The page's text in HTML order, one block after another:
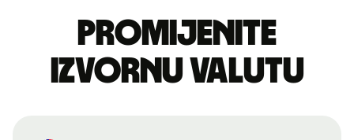
Promijenite
izvornu valutu